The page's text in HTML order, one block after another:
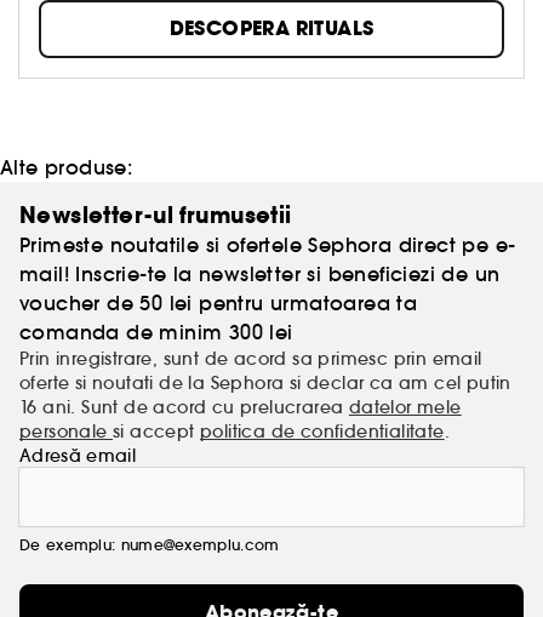
magnifice. Scopul nostru principal: sa dam fiecarui
lucru mic o atingere de lux. Aceasta pasiune
veritabila este exprimata in fiecare produs creat.
DESCOPERA RITUALS
Alte produse:
Newsletter-ul frumusetii
Primeste noutatile si ofertele Sephora direct pe e-
mail! Inscrie-te la newsletter si beneficiezi de un
voucher de 50 lei pentru urmatoarea ta
comanda de minim 300 lei
Prin inregistrare, sunt de acord sa primesc prin email
oferte si noutati de la Sephora si declar ca am cel putin
16 ani. Sunt de acord cu prelucrarea datelor mele
personalesi accept politica de confidentialitate.
Adresă email
De exemplu: nume@exemplu.com